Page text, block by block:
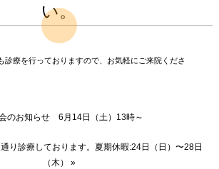
い。
診療を行っておりますので、お気軽にご来院くださ
のお知らせ 6月14日（土）13時～
り診療しております。夏期休暇:24日（日）〜28日
（木）
»